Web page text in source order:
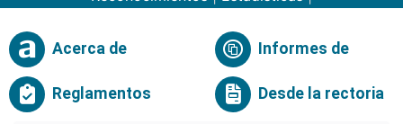
Acerca de Informes de
Reglamentos Desde la rectoria